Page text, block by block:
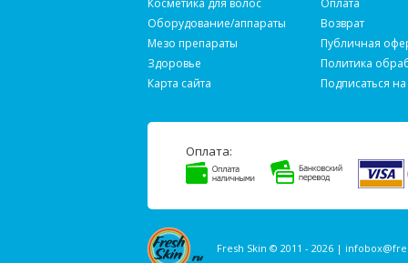
Косметика для волос
Оборудование/аппараты
Мезо препараты
Здоровье
Карта сайта
Оплата
Возврат
Публичная
Политика
Подписаться
Оплата:
Fresh Skin © 2011 - 2026 |